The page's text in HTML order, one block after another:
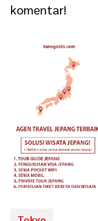
komentar!